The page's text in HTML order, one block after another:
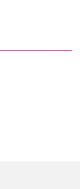
Mjukplast (TPU)